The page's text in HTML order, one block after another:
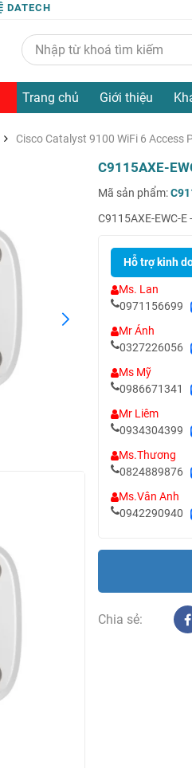
DATECH
Trang chủ Giới thiệu
Cisco Catalyst 9100 WiFi 6 Access
C9115AXE-
Mã sản phẩm:
C9115AXE-EWC-
Hỗ trợ kinh
Ms. Lan
0971156699
Mr Ánh
0327226056
Ms Mỹ
0986671341
Mr Liêm
0934304399
Ms.Thương
0824889876
Ms.Vân Anh
0942290940
Chia sẻ: